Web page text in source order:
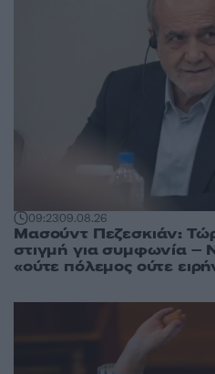
09:2309.08.26
Μασούντ Πεζεσκιάν:
στιγμή για συμφωνία –
«ούτε πόλεμος ούτε